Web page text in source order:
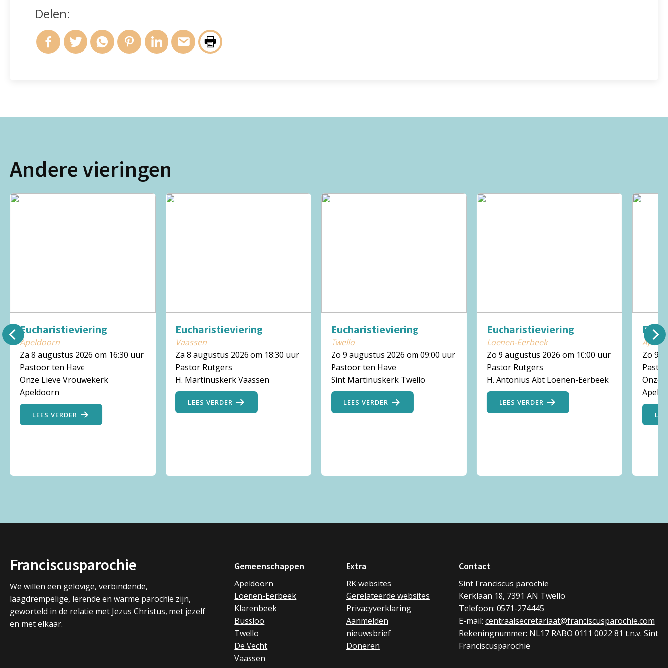
Delen:
Andere vieringen
Eucharistieviering
Apeldoorn
Za 8 augustus 2026 om 16:30 uur
Pastoor ten Have
Onze Lieve Vrouwekerk
Apeldoorn
LEES VERDER
Eucharistieviering
Vaassen
Za 8 augustus 2026 om 18:30 uur
Pastor Rutgers
H. Martinuskerk Vaassen
LEES VERDER
Eucharistieviering
Twello
Zo 9 augustus 2026 om 09:00 uur
Pastoor ten Have
Sint Martinuskerk Twello
LEES VERDER
Eucharistieviering
Loenen-Eerbeek
Zo 9 augustus 2026 om 10:00 uur
Pastor Rutgers
H. Antonius Abt Loenen-Eerbeek
LEES VERDER
Zo 9
Onze
Franciscusparochie
We willen een gelovige, verbindende,
laagdrempelige, lerende en warme parochie zijn,
geworteld in de relatie met Jezus Christus, met jezelf
en met elkaar.
Gemeenschappen
Apeldoorn
Loenen-Eerbeek
Klarenbeek
Bussloo
Twello
De Vecht
Vaassen
Extra
RK websites
Gerelateerde websites
Privacyverklaring
Aanmelden
nieuwsbrief
Doneren
Contact
Sint Franciscus parochie
Kerklaan 18, 7391 AN Twello
Telefoon: 0571-274445
E-mail: centraalsecretariaat@franciscusparochie.com
Rekeningnummer: NL17 RABO 0111 0022 81 t.n.v. Sint
Franciscusparochie